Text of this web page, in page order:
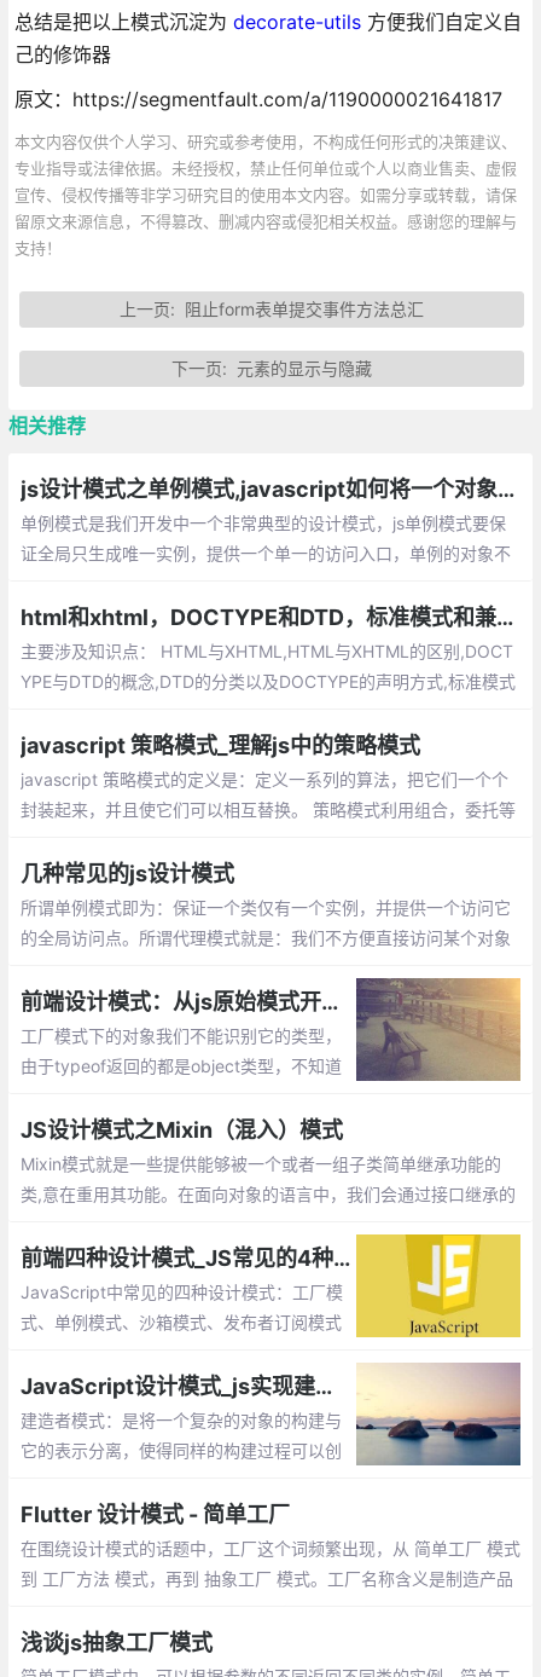
总结是把以上模式沉淀为 decorate-utils方便我们自定义自
己的修饰器
原文：https://segmentfault.com/a/1190000021641817
本文内容仅供个人学习、研究或参考使用，不构成任何形式的决策建议、
专业指导或法律依据。未经授权，禁止任何单位或个人以商业售卖、虚假
宣传、侵权传播等非学习研究目的使用本文内容。如需分享或转载，请保
留原文来源信息，不得篡改、删减内容或侵犯相关权益。感谢您的理解与
支持！
上一页: 阻止form表单提交事件方法总汇
下一页: 元素的显示与隐藏
相关推荐
js设计模式之单例模式,javascript如何将一个对象设计成单例
单例模式是我们开发中一个非常典型的设计
模式，js单例模式要保证全局只生成唯一实
不同于静态类，我们可以延迟单例对象的初
始化，通常这种情况发生在我们需要等待加
载创建单例的依赖。
html和xhtml，DOCTYPE和DTD，标准模式和兼容模式
主要涉及知识点： HTML与XHTML,HTML与XHTML的区别,DOCT
YPE与DTD的概念,DTD的分类以及DOCTYPE的声明方式,标准模式
andard Mode）和兼容模式（Quircks Mode）的区别
javascript 策略模式_理解js中的策略模式
javascript 策略模式的定义是：定义一系列的算法，把它们一个个
封装起来，并且使它们可以相互替换。 策略模式利用组合，委托等
闭原则，使代码更容易理解和扩展， 策略模式中的代码可以复用。
几种常见的js设计模式
所谓单例模式即为：保证一个类仅有一个实例，并提供一个访问它
的全局访问点。所谓代理模式就是：我们不方便直接访问某个对象
我们实际上访问的是代理对象。
前端设计模式：从js原始模式开始，去理解Js工厂模式和构造函数模式
工厂模式下的对象我们不能识别它的类型，
由于typeof返回的都是object类型，不知道
创建一个独立的person的对象，会造成代码
臃肿的情况。
JS设计模式之Mixin（混入）模式
Mixin模式就是一些提供能够被一个或者一组子类简单继承功能的
类,意在重用其功能。在面向对象的语言中，我们会通过接口继承的
前端四种设计模式_JS常见的4种模式
JavaScript中常见的四种设计模式：工厂模
式、单例模式、沙箱模式、发布者订阅模式
JavaScript设计模式_js实现建造者模式
建造者模式：是将一个复杂的对象的构建与
它的表示分离，使得同样的构建过程可以创
个类的模式，而建造者模式则是将各种产品
集中起来进行管理，用来创建复合对象
Flutter 设计模式 - 简单工厂
在围绕设计模式的话题中，工厂这个词频繁出现，从 简单工厂 模式
到 工厂方法 模式，再到 抽象工厂 模式。工厂名称含义是制造产品
建型模式
浅谈js抽象工厂模式